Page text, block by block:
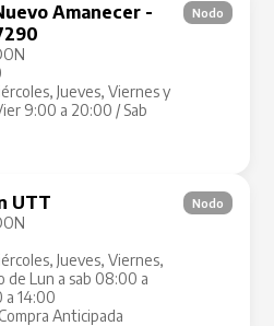
Amanecer -
Jueves, Viernes y
9:00 a 20:00 / Sab
Nodo
UTT
Jueves, Viernes,
de Lun a sab 08:00 a
a 14:00
Anticipada
Nodo